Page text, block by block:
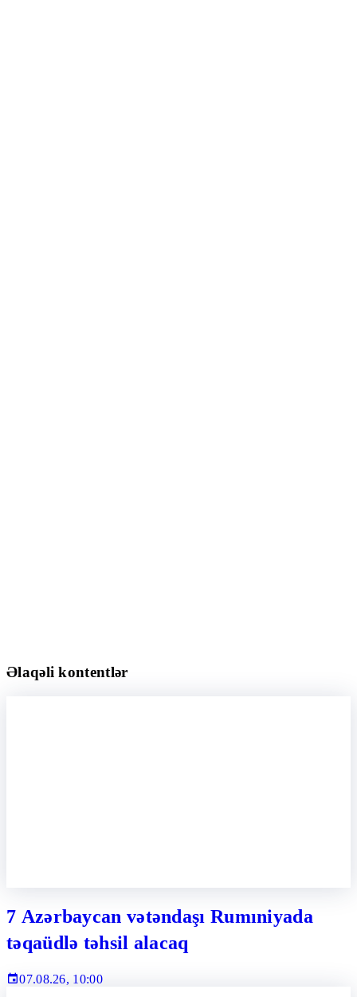
Əlaqəli kontentlər
7 Azərbaycan vətəndaşı Rumıniyada
təqaüdlə təhsil alacaq
07.08.26, 10:00